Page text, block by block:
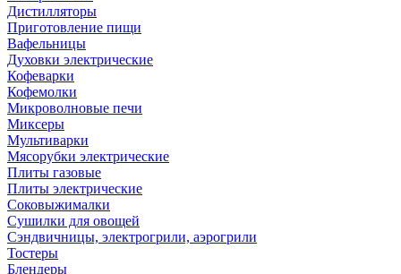
Дистилляторы
Приготовление пищи
Вафельницы
Духовки электрические
Кофеварки
Кофемолки
Микроволновые печи
Миксеры
Мультиварки
Мясорубки электрические
Плиты газовые
Плиты электрические
Соковыжималки
Сушилки для овощей
Сэндвичницы, электрогрили, аэрогрили
Тостеры
Блендеры